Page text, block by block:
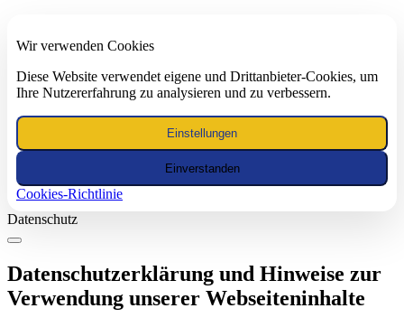
Wir verwenden Cookies
Diese Website verwendet eigene und Drittanbieter-Cookies, um
Ihre Nutzererfahrung zu analysieren und zu verbessern.
Einstellungen
Einverstanden
Cookies-Richtlinie
Datenschutz
Datenschutzerklärung und Hinweise zur
Verwendung unserer Webseiteninhalte